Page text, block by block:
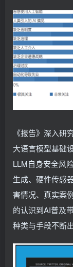
《报告》深入研
大语言模型基础
LLM自身安全风
生成、硬件传感
害情况、真实案
的认识到AI普及
种类与手段不断